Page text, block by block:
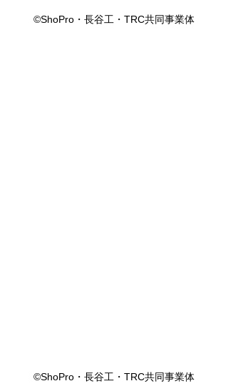
©ShoPro・長谷工・TRC共同事業体
©ShoPro・長谷工・TRC共同事業体